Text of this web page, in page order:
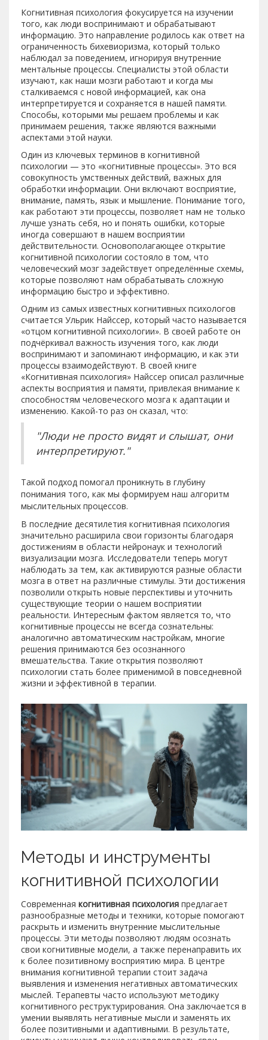
Когнитивная психология фокусируется на изучении
того, как люди воспринимают и обрабатывают
информацию. Это направление родилось как ответ на
ограниченность бихевиоризма, который только
наблюдал за поведением, игнорируя внутренние
ментальные процессы. Специалисты этой области
изучают, как наши мозги работают и когда мы
сталкиваемся с новой информацией, как она
интерпретируется и сохраняется в нашей памяти.
Способы, которыми мы решаем проблемы и как
принимаем решения, также являются важными
аспектами этой науки.
Один из ключевых терминов в когнитивной
психологии — это «когнитивные процессы». Это вся
совокупность умственных действий, важных для
обработки информации. Они включают восприятие,
внимание, память, язык и мышление. Понимание того,
как работают эти процессы, позволяет нам не только
лучше узнать себя, но и понять ошибки, которые
иногда совершают в нашем восприятии
действительности. Основополагающее открытие
когнитивной психологии состояло в том, что
человеческий мозг задействует определённые схемы,
которые позволяют нам обрабатывать сложную
информацию быстро и эффективно.
Одним из самых известных когнитивных психологов
считается Ульрик Найссер, который часто называется
«отцом когнитивной психологии». В своей работе он
подчёркивал важность изучения того, как люди
воспринимают и запоминают информацию, и как эти
процессы взаимодействуют. В своей книге
«Когнитивная психология» Найссер описал различные
аспекты восприятия и памяти, привлекая внимание к
способностям человеческого мозга к адаптации и
изменению. Какой-то раз он сказал, что:
"Люди не просто видят и слышат, они
интерпретируют."
Такой подход помогал проникнуть в глубину
понимания того, как мы формируем наш алгоритм
мыслительных процессов.
В последние десятилетия когнитивная психология
значительно расширила свои горизонты благодаря
достижениям в области нейронаук и технологий
визуализации мозга. Исследователи теперь могут
наблюдать за тем, как активируются разные области
мозга в ответ на различные стимулы. Эти достижения
позволили открыть новые перспективы и уточнить
существующие теории о нашем восприятии
реальности. Интересным фактом является то, что
когнитивные процессы не всегда сознательны:
аналогично автоматическим настройкам, многие
решения принимаются без осознанного
вмешательства. Такие открытия позволяют
психологии стать более применимой в повседневной
жизни и эффективной в терапии.
Методы и инструменты
когнитивной психологии
Современная когнитивная психология предлагает
разнообразные методы и техники, которые помогают
раскрыть и изменить внутренние мыслительные
процессы. Эти методы позволяют людям осознать
свои когнитивные модели, а также перенаправить их
к более позитивному восприятию мира. В центре
внимания когнитивной терапии стоит задача
выявления и изменения негативных автоматических
мыслей. Терапевты часто используют методику
когнитивного реструктурирования. Она заключается в
умении выявлять негативные мысли и заменять их
более позитивными и адаптивными. В результате,